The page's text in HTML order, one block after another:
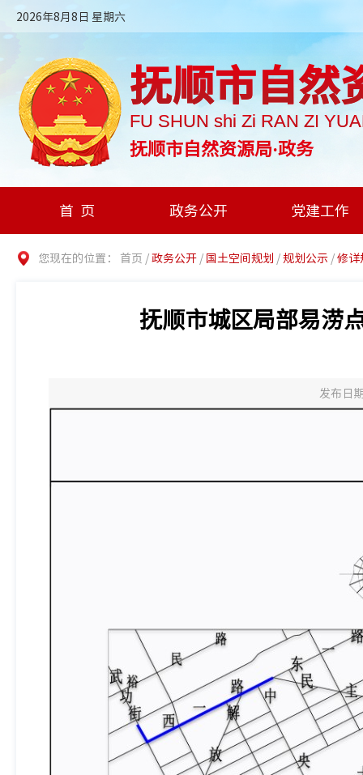
2026年8月8日 星期六
抚顺市自然
FU SHUN shi Zi RAN ZI
抚顺市自然资源局·政务
首页 政务公开 党建工作
您现在的位置： 首页 /政务公开 / 国土空间规划 /规划公示 /修详
抚顺市城区局部易涝
发布日